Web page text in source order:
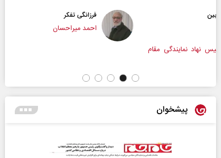
فرزانگی تفکر
احمد میراحسان
پیشخوان